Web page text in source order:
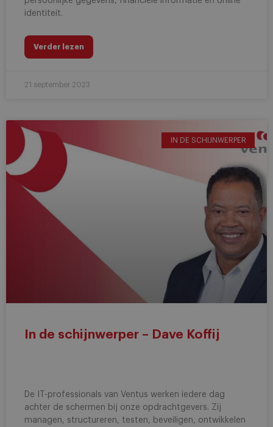
identiteit.
Verder lezen
21 september 2023
IN DE SCHIJNWERPER
In de schijnwerper – Dave Koffij
De IT-professionals van Ventus werken iedere dag
achter de schermen bij onze opdrachtgevers. Zij
managen, structureren, testen, beveiligen, ontwikkelen